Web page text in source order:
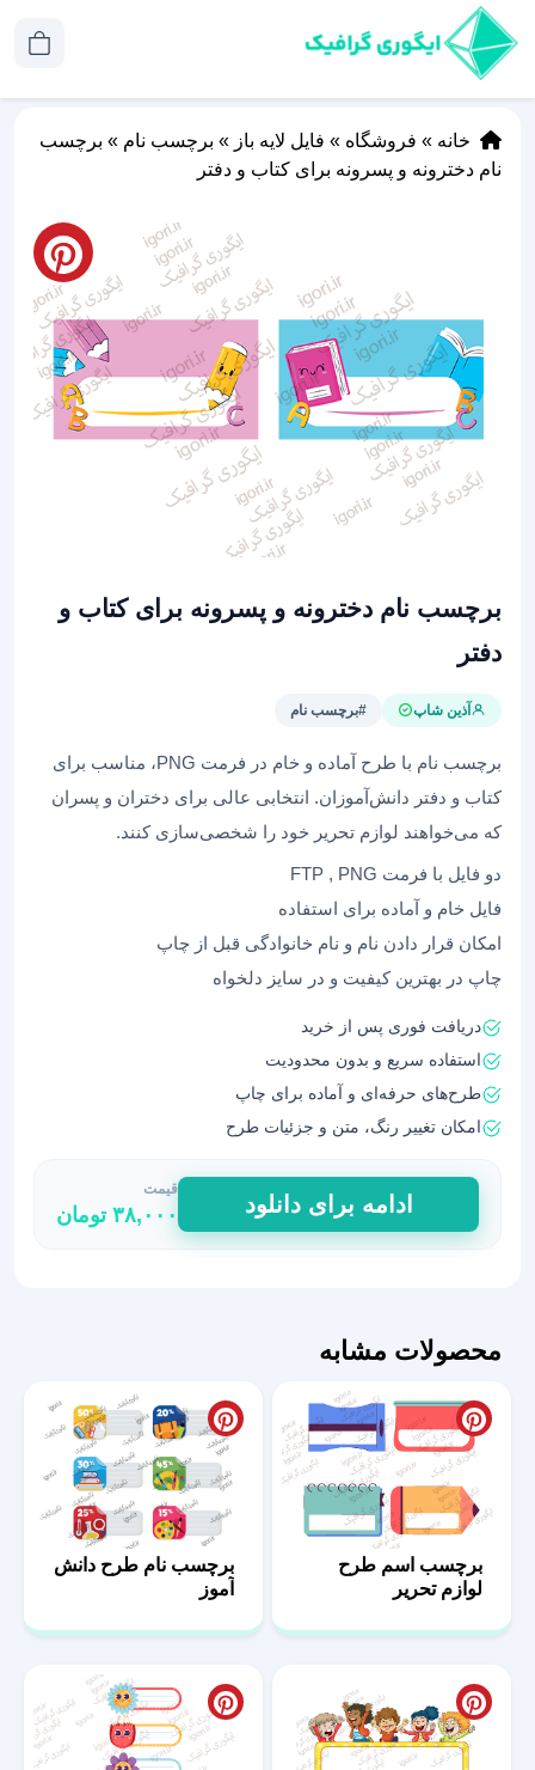
خانه » فروشگاه » فایل لایه باز » برچسب نام » برچسب‌
نام دخترونه و پسرونه برای کتاب و دفتر
برچسب‌ نام دخترونه و پسرونه برای کتاب و
دفتر
آذین شاپ #برچسب نام
برچسب‌ نام با طرح‌ آماده و خام در فرمت PNG، مناسب برای
کتاب و دفتر دانش‌آموزان. انتخابی عالی برای دختران و پسران
که می‌خواهند لوازم تحریر خود را شخصی‌سازی کنند.
دو فایل با فرمت FTP , PNG
فایل خام و آماده برای استفاده
امکان قرار دادن نام و نام خانوادگی قبل از چاپ
چاپ در بهترین کیفیت و در سایز دلخواه
دریافت فوری پس از خرید
استفاده سریع و بدون محدودیت
طرح‌های حرفه‌ای و آماده برای چاپ
امکان تغییر رنگ، متن و جزئیات طرح
برچسب‌
نام
دخترونه
کتاب
دفتر
عدد
ادامه برای دانلود
قیمت
۳۸,۰۰۰ تومان
محصولات مشابه
برچسب اسم طرح
لوازم تحریر
برچسب نام طرح دانش
آموز